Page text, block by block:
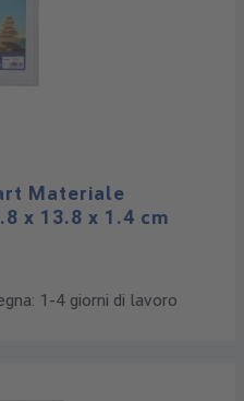
Materiale
x 13.8 x 1.4 cm
1-4 giorni di lavoro